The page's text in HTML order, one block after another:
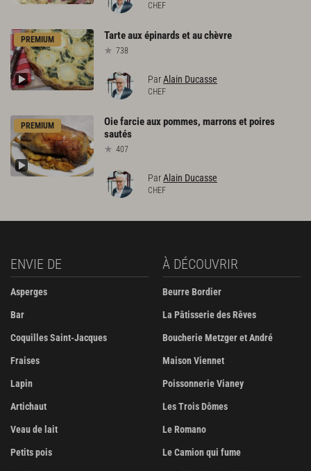
CHEF
PREMIUM Tarteauxépinardsetauchèvre
738
ParAlain Ducasse
CHEF
PREMIUM Oiefarcieauxpommes, marronsetpoires
sautés
407
ParAlain Ducasse
CHEF
ENVIE DE
Asperges
Bar
Coquilles Saint-Jacques
Fraises
Lapin
Artichaut
Veau de lait
Petits pois
À DÉCOUVRIR
Beurre Bordier
La Pâtisserie des Rêves
Boucherie Metzger et André
Maison Viennet
Poissonnerie Vianey
Les Trois Dômes
Le Romano
Le Camion qui fume